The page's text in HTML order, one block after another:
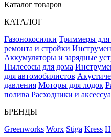
Каталог товаров
КАТАЛОГ
Газонокосилки Триммеры для
ремонта и стройки
Аккумуляторы и зарядные
Пылесосы для дома
для автомобилистов
давления Моторы для лодок
полива Расходники и
БРЕНДЫ
Greenworks Worx Stiga Kress